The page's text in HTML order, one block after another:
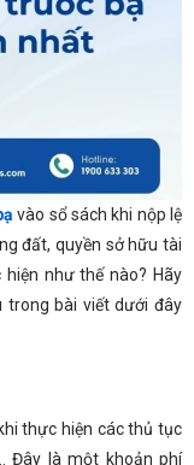
vào sổ sách khi nộp lệ
đất, quyền sở hữu tài
như thế nào? Hãy
trong bài viết dưới đây
thực hiện các thủ tục
Đây là một khoản phí